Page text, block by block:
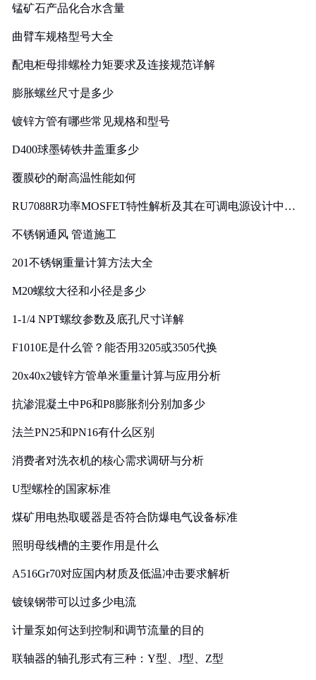
锰矿石产品化合水含量
曲臂车规格型号大全
配电柜母排螺栓力矩要求及连接规范详解
膨胀螺丝尺寸是多少
镀锌方管有哪些常见规格和型号
D400球墨铸铁井盖重多少
覆膜砂的耐高温性能如何
RU7088R功率MOSFET特性解析及其在可调电源设计中的
不锈钢通风 管道施工
201不锈钢重量计算方法大全
M20螺纹大径和小径是多少
1-1/4 NPT螺纹参数及底孔尺寸详解
F1010E是什么管？能否用3205或3505代换
20x40x2镀锌方管单米重量计算与应用分析
抗渗混凝土中P6和P8膨胀剂分别加多少
法兰PN25和PN16有什么区别
消费者对洗衣机的核心需求调研与分析
U型螺栓的国家标准
煤矿用电热取暖器是否符合防爆电气设备标准
照明母线槽的主要作用是什么
A516Gr70对应国内材质及低温冲击要求解析
镀镍钢带可以过多少电流
计量泵如何达到控制和调节流量的目的
联轴器的轴孔形式有三种：Y型、J型、Z型